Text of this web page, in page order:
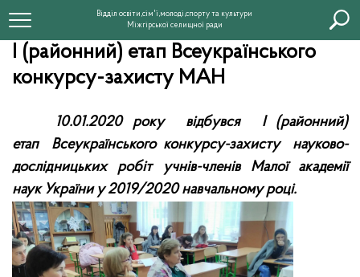
Відділ освіти,сім'ї,молоді,спорту та культури
Міжгірської селищної ради
І (районний) етап Всеукраїнського
конкурсу-захисту МАН
10.01.2020 року відбувся І (районний)
етап Всеукраїнського конкурсу-захисту науково-
дослідницьких робіт
учнів-членів Малої академії
наук України у 2019/2020 навчальному році.